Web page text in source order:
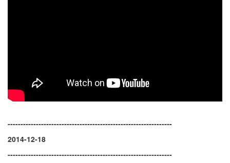
----------------------------------------------------------------
2014-12-18
----------------------------------------------------------------